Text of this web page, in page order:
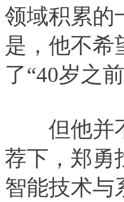
领域积累的
是，他不希
了“40岁之
但他并不
荐下，郑勇
智能技术与